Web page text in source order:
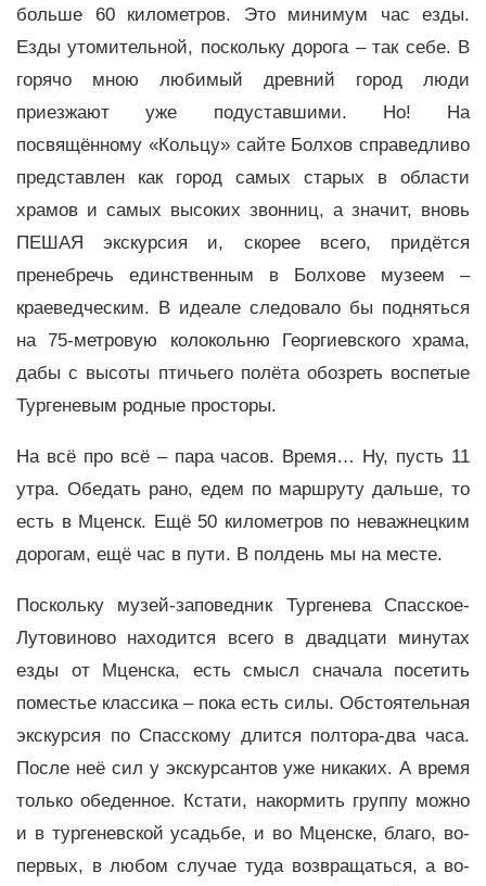
больше 60 километров. Это минимум час езды.
Езды утомительной, поскольку дорога – так себе. В
горячо мною любимый древний город люди
приезжают уже подуставшими. Но! На
посвящённому «Кольцу» сайте Болхов справедливо
представлен как город самых старых в области
храмов и самых высоких звонниц, а значит, вновь
ПЕШАЯ экскурсия и, скорее всего, придётся
пренебречь единственным в Болхове музеем –
краеведческим. В идеале следовало бы подняться
на 75-метровую колокольню Георгиевского храма,
дабы с высоты птичьего полёта обозреть воспетые
Тургеневым родные просторы.
На всё про всё – пара часов. Время… Ну, пусть 11
утра. Обедать рано, едем по маршруту дальше, то
есть в Мценск. Ещё 50 километров по неважнецким
дорогам, ещё час в пути. В полдень мы на месте.
Поскольку музей-заповедник Тургенева Спасское-
Лутовиново находится всего в двадцати минутах
езды от Мценска, есть смысл сначала посетить
поместье классика – пока есть силы. Обстоятельная
экскурсия по Спасскому длится полтора-два часа.
После неё сил у экскурсантов уже никаких. А время
только обеденное. Кстати, накормить группу можно
и в тургеневской усадьбе, и во Мценске, благо, во-
первых, в любом случае туда возвращаться, а во-